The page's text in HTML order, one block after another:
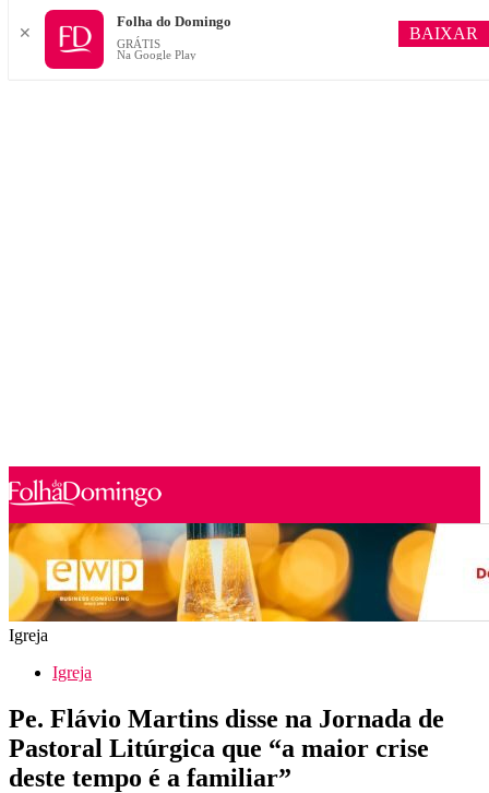
Igreja
Igreja
Pe. Flávio Martins disse na Jornada de
Pastoral Litúrgica que “a maior crise
deste tempo é a familiar”
✕
Folha do Domingo
GRÁTIS
Na Google Play
BAIXAR